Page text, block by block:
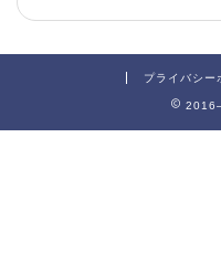
プライバシー